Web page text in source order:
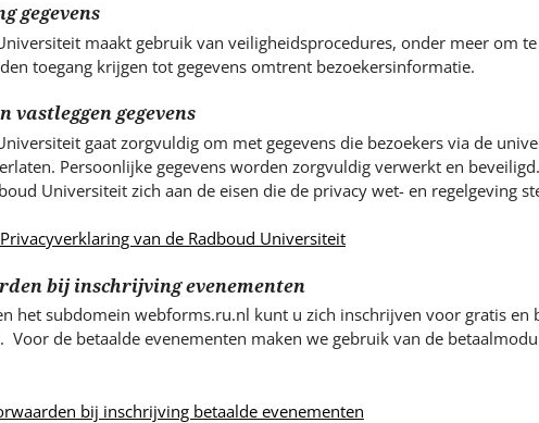
.
.
gegevens
maakt gebruik van veiligheidsprocedures, onder meer om
toegang krijgen tot gegevens omtrent bezoekersinformatie.
vastleggen gegevens
gaat zorgvuldig om met gegevens die bezoekers via de
Persoonlijke gegevens worden zorgvuldig verwerkt en
Universiteit zich aan de eisen die de privacy wet- en regelgeving
van de Radboud Universiteit
bij inschrijving evenementen
het subdomein webforms.ru.nl kunt u zich inschrijven voor gratis en
Voor de betaalde evenementen maken we gebruik van de
bij inschrijving betaalde evenementen